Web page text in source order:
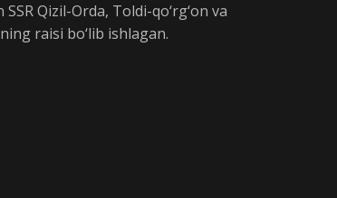
Qizil-Orda, Toldi-qo‘rg‘on va
raisi bo‘lib ishlagan.